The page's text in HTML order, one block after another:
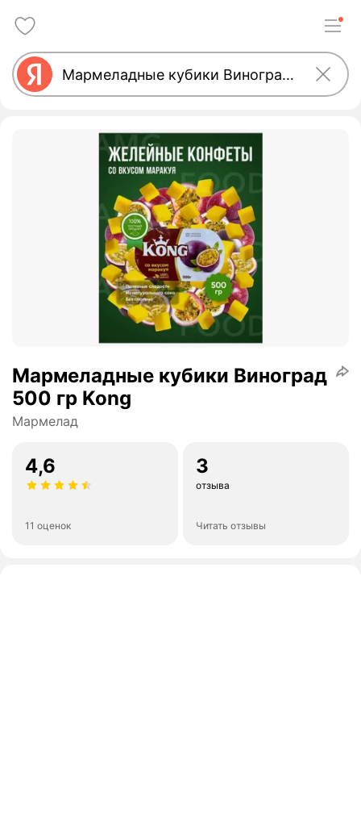
Мармеладные кубики Виноград
500 гр Kong
Мармелад
4,6
11 оценок
3
отзыва
Читать отзывы